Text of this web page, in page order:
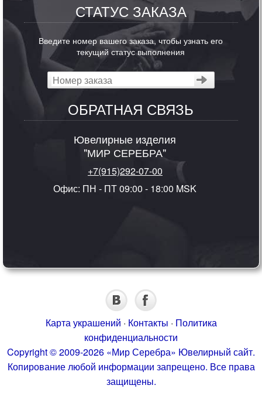
СТАТУС ЗАКАЗА
Введите номер вашего заказа, чтобы узнать его
текущий статус выполнения
ОБРАТНАЯ СВЯЗЬ
Ювелирные изделия
"МИР СЕРЕБРА"
+7(915)292-07-00
Офис: ПН - ПТ 09:00 - 18:00 MSK
Карта украшений · Контакты · Политика
конфиденциальности
Copyright © 2009-2026 «Мир Серебра» Ювелирный сайт.
Копирование любой информации запрещено. Все права
защищены.